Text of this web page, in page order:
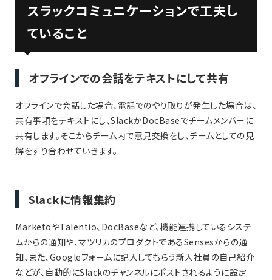
スラックコミュニケーションで工夫し
ていること
オフラインでの会話をテキストにして共有
オフラインで会話した場合、電話でのやり取りが発生した場合は、
共有事項をテキストにし、SlackかDocBaseでチームメンバーに
共有します。そこからチーム内で意見交換をし、チームとしての見
解をすり合わせていきます。
Slackに情報集約
MarketoやTalentio、DocBaseなど、機能連携しているシステ
ムからの通知や、マツリカのプロダクトであるSensesからの通
知、また、Googleフォームに記入してもらう新入社員の自己紹介
などが、自動的にSlackのチャンネルにポストされるように設定